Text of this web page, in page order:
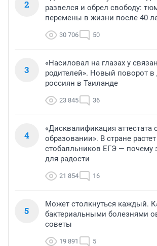
2
развелся и обрел свободу:
перемены в жизни после 40
30 706 50
3
«Насиловал на глазах у
родителей». Новый поворот в
россиян в Таиланде
23 845 36
4
«Дисквалификация аттестата
образовании». В стране
стобалльников ЕГЭ — почему
для радости
21 854 16
5
Может столкнуться каждый.
бактериальными болезнями
советы
19 891 5